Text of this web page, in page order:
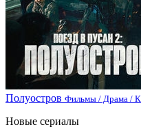
Полуостров Фильмы / Драма /
Новые сериалы